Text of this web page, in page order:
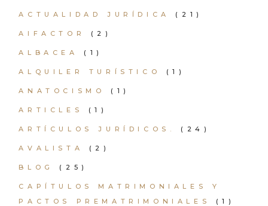
ACTUALIDAD JURÍDICA (21)
AIFACTOR (2)
ALBACEA (1)
ALQUILER TURÍSTICO (1)
ANATOCISMO (1)
ARTICLES (1)
ARTÍCULOS JURÍDICOS. (24)
AVALISTA (2)
BLOG (25)
CAPÍTULOS MATRIMONIALES Y
PACTOS PREMATRIMONIALES
(1)